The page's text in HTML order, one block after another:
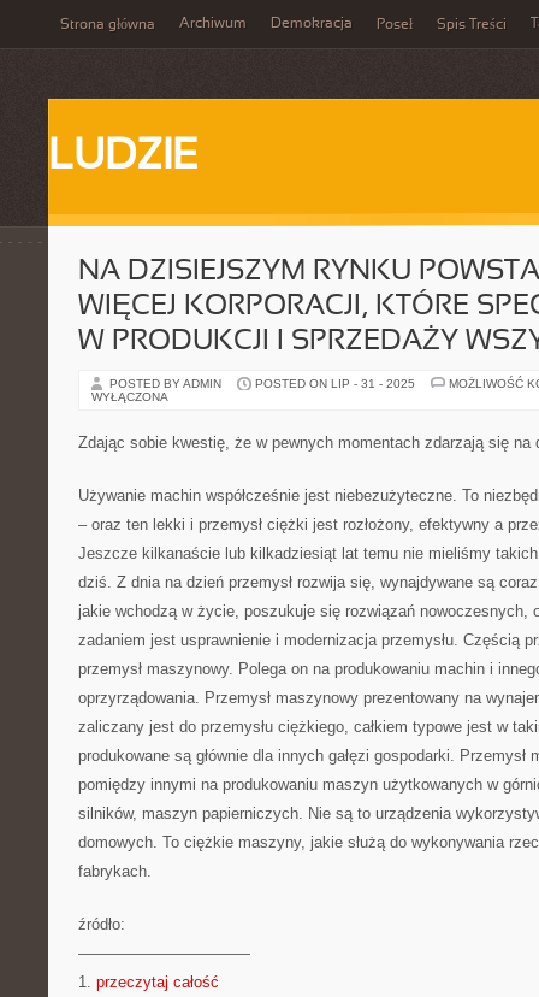
Strona główna Archiwum Demokracja Poseł Spis Treści
LUDZIE
NA DZISIEJSZYM RYNKU
WIĘCEJ KORPORACJI, KTÓRE
W PRODUKCJI I SPRZEDAŻY
POSTED BY ADMIN POSTED ON LIP - 31 - 2025
MOŻLIWOŚĆ
WYŁĄCZONA
Zdając sobie kwestię, że w pewnych momentach zdarzają się na
Używanie machin współcześnie jest niebezużyteczne. To
– oraz ten lekki i przemysł ciężki jest rozłożony, efektywny a
Jeszcze kilkanaście lub kilkadziesiąt lat temu nie mieliśmy
dziś. Z dnia na dzień przemysł rozwija się, wynajdywane są
jakie wchodzą w życie, poszukuje się rozwiązań nowoczesnych,
zadaniem jest usprawnienie i modernizacja przemysłu. Częścią
przemysł maszynowy. Polega on na produkowaniu machin i
oprzyrządowania. Przemysł maszynowy prezentowany na
zaliczany jest do przemysłu ciężkiego, całkiem typowe jest w
produkowane są głównie dla innych gałęzi gospodarki.
pomiędzy innymi na produkowaniu maszyn użytkowanych w
silników, maszyn papierniczych. Nie są to urządzenia
domowych. To ciężkie maszyny, jakie służą do wykonywania
fabrykach.
źródło:
———————————
1. przeczytaj całość